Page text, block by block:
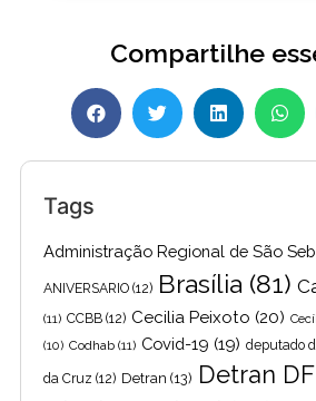
Compartilhe
Tags
Administração Regional de São
ANIVERSARIO (12) Brasília (81)
(11) CCBB (12) Cecilia Peixoto (20)
(10) Codhab (11) Covid-19 (19) deputado
da Cruz (12) Detran (13) Detran DF